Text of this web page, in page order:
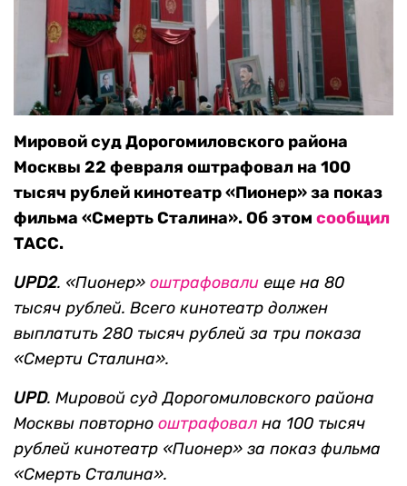
Мировой суд Дорогомиловского района
Москвы 22 февраля оштрафовал на 100
тысяч рублей кинотеатр «Пионер» за показ
фильма «Смерть Сталина». Об этом сообщил
ТАСС.
UPD2. «Пионер» оштрафовали еще на 80
тысяч рублей. Всего кинотеатр должен
выплатить 280 тысяч рублей за три показа
«Смерти Сталина».
UPD. Мировой суд Дорогомиловского района
Москвы повторно оштрафовал на 100 тысяч
рублей кинотеатр «Пионер» за показ фильма
«Смерть Сталина».